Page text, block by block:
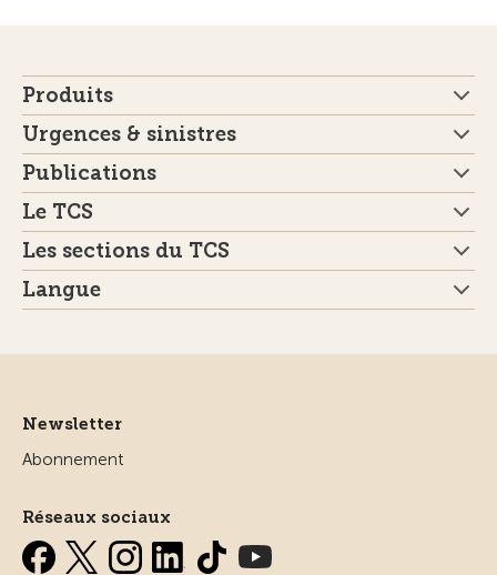
Produits
Urgences & sinistres
Publications
Le TCS
Les sections du TCS
Langue
Newsletter
Abonnement
Réseaux sociaux